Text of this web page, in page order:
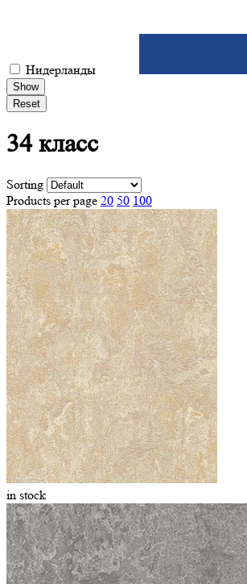
Нидерланды
Show
Reset
34класс
Sorting
Products per page 20 50 100
in stock